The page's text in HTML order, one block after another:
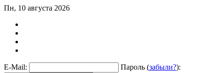
Пн, 10 августа 2026
E-Mail: Пароль (забыли?):